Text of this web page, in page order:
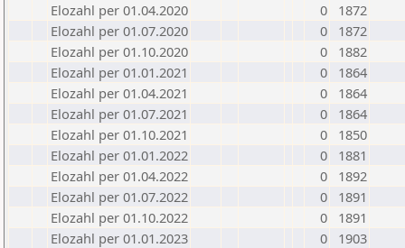
Elozahl per 01.04.2020
0
1872
Elozahl per 01.07.2020
0
1872
Elozahl per 01.10.2020
0
1882
Elozahl per 01.01.2021
0
1864
Elozahl per 01.04.2021
0
1864
Elozahl per 01.07.2021
0
1864
Elozahl per 01.10.2021
0
1850
Elozahl per 01.01.2022
0
1881
Elozahl per 01.04.2022
0
1892
Elozahl per 01.07.2022
0
1891
Elozahl per 01.10.2022
0
1891
Elozahl per 01.01.2023
0
1903